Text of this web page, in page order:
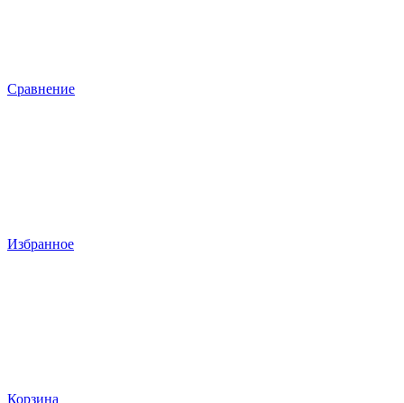
Сравнение
Избранное
Корзина